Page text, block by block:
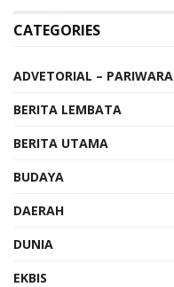
CATEGORIES
ADVETORIAL – PARIWARA
BERITA LEMBATA
BERITA UTAMA
BUDAYA
DAERAH
DUNIA
EKBIS